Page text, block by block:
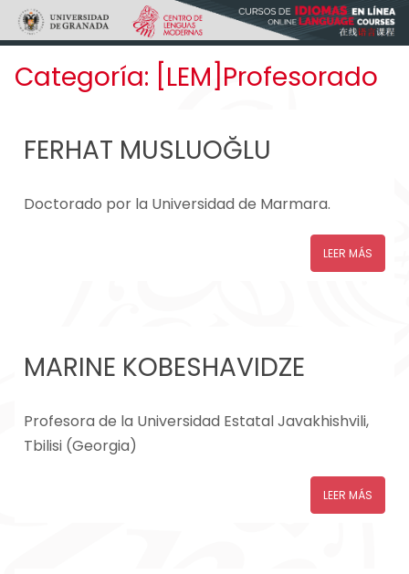
Skip to main content
Categoría: [LEM]Profesorado
FERHAT MUSLUOĞLU
Doctorado por la Universidad de Marmara.
LEER MÁS
MARINE KOBESHAVIDZE
Profesora de la Universidad Estatal Javakhishvili,
Tbilisi (Georgia)
LEER MÁS